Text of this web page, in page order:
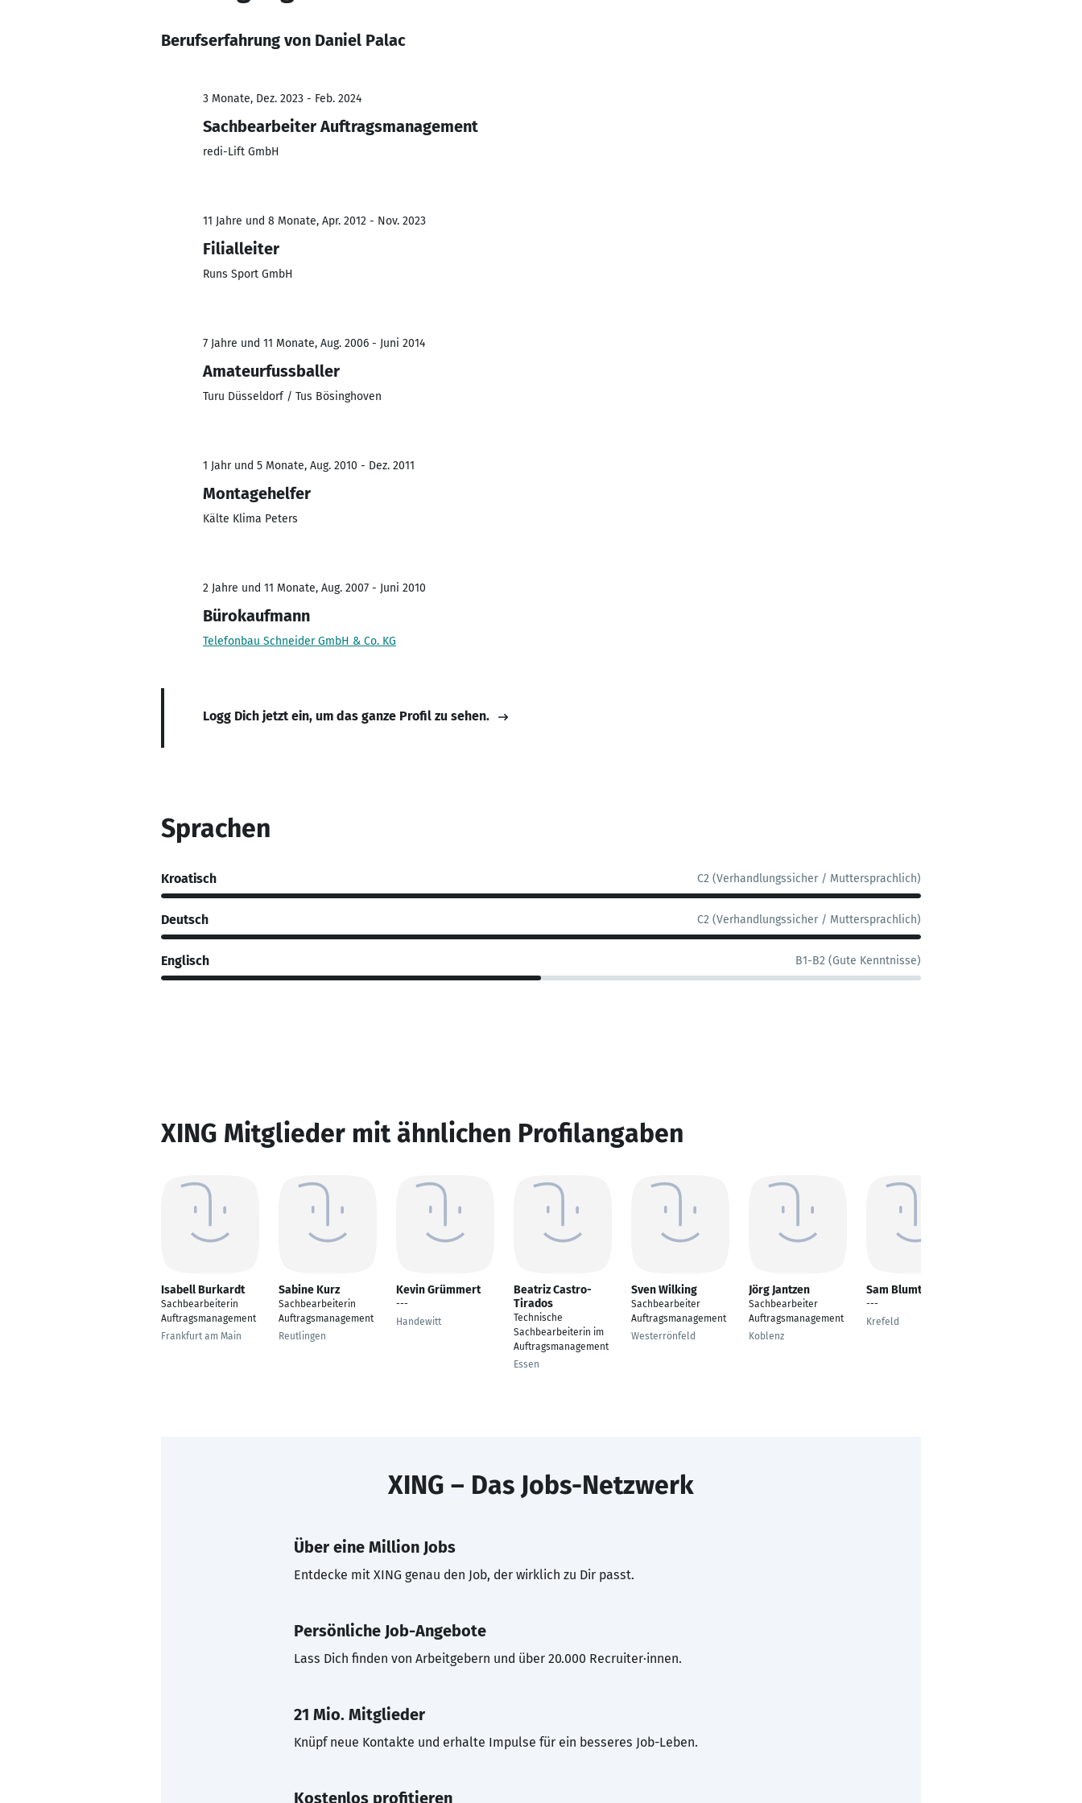
Berufserfahrung von Daniel Palac
3 Monate, Dez. 2023 - Feb. 2024
Sachbearbeiter Auftragsmanagement
redi-Lift GmbH
11 Jahre und 8 Monate, Apr. 2012 - Nov. 2023
Filialleiter
Runs Sport GmbH
7 Jahre und 11 Monate, Aug. 2006 - Juni 2014
Amateurfussballer
Turu Düsseldorf / Tus Bösinghoven
1 Jahr und 5 Monate, Aug. 2010 - Dez. 2011
Montagehelfer
Kälte Klima Peters
2 Jahre und 11 Monate, Aug. 2007 - Juni 2010
Bürokaufmann
Telefonbau Schneider GmbH & Co. KG
Logg Dich jetzt ein, um das ganze Profil zu sehen.
Sprachen
Kroatisch C2 (Verhandlungssicher / Muttersprachlich)
Deutsch C2 (Verhandlungssicher / Muttersprachlich)
Englisch B1-B2 (Gute Kenntnisse)
XING Mitglieder mit ähnlichen Profilangaben
Isabell Burkardt
Sachbearbeiterin
Auftragsmanagement
Frankfurt am Main
Sabine Kurz
Sachbearbeiterin
Auftragsmanagement
Reutlingen
Kevin Grümmert
---
Handewitt
Beatriz Castro-
Tirados
Technische
Sachbearbeiterin im
Auftragsmanagement
Essen
Sven Wilking
Sachbearbeiter
Auftragsmanagement
Westerrönfeld
Jörg Jantzen
Sachbearbeiter
Auftragsmanagement
Koblenz
Sam Blumtritt
---
Krefeld
XING – Das Jobs-Netzwerk
Über eine Million Jobs
Entdecke mit XING genau den Job, der wirklich zu Dir passt.
Persönliche Job-Angebote
Lass Dich finden von Arbeitgebern und über 20.000 Recruiter·innen.
21 Mio. Mitglieder
Knüpf neue Kontakte und erhalte Impulse für ein besseres Job-Leben.
Kostenlos profitieren